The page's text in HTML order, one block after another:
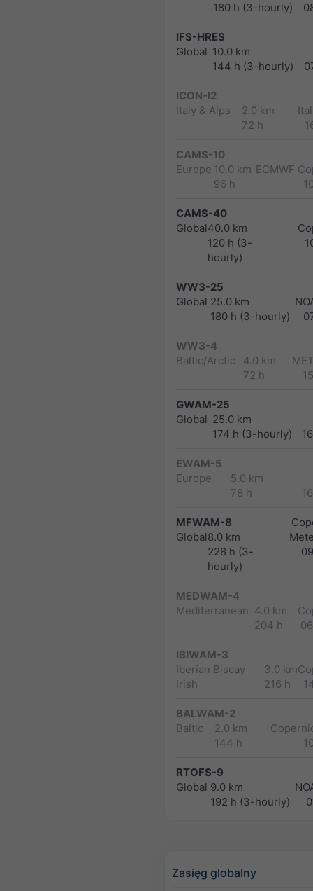
180 h (3-hourly)
IFS-HRES
Global 10.0 km
144 h (3-hourly)
ICON-I2
Italy & Alps
2.0 km
72 h
CAMS-10
Europe 10.0 km
96 h
ECMWF
CAMS-40
Global40.0 km
120 h (3-
hourly)
WW3-25
Global 25.0 km
180 h (3-hourly)
WW3-4
Baltic/Arctic
4.0 km
72 h
GWAM-25
Global 25.0 km
174 h (3-hourly)
EWAM-5
Europe
5.0 km
78 h
MFWAM-8
Global8.0 km
228 h (3-
hourly)
MEDWAM-4
Mediterranean 4.0 km
204 h
IBIWAM-3
Iberian Biscay
Irish
3.0 km
216 h
BALWAM-2
Baltic
2.0 km
144 h
RTOFS-9
Global 9.0 km
192 h (3-hourly)
Zasięg globalny